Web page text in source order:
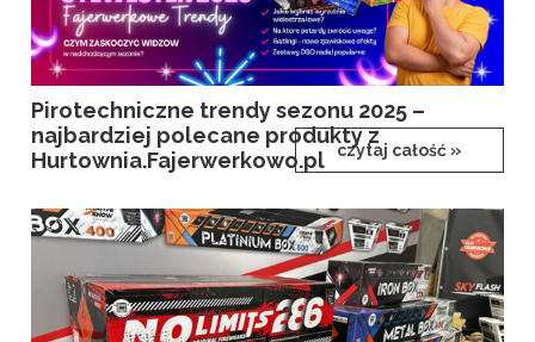
Pirotechniczne trendy sezonu 2025 –
najbardziej polecane produkty z
Hurtownia.Fajerwerkowo.pl
czytaj całość »